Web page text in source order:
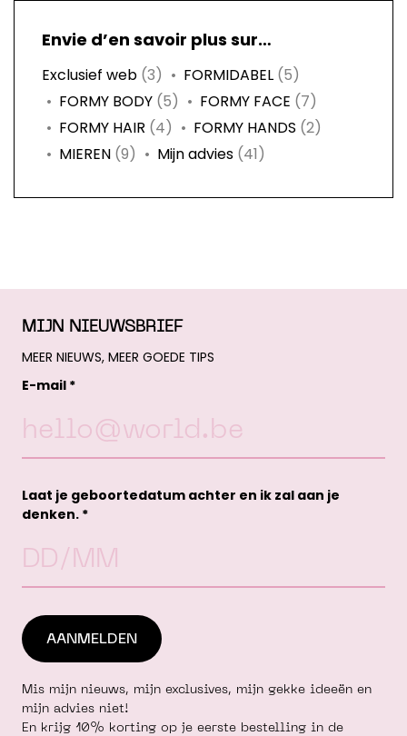
Envie d’en savoir plus sur…
Exclusief web (3) FORMIDABEL (5)
FORMY BODY (5) FORMY FACE (7)
FORMY HAIR (4) FORMY HANDS (2)
MIEREN (9) Mijn advies (41)
MIJN NIEUWSBRIEF
MEER NIEUWS, MEER GOEDE TIPS
E-mail *
Laat je geboortedatum achter en ik zal aan je
denken. *
Mis mijn nieuws, mijn exclusives, mijn gekke ideeën en
mijn advies niet!
En krijg 10% korting op je eerste bestelling in de